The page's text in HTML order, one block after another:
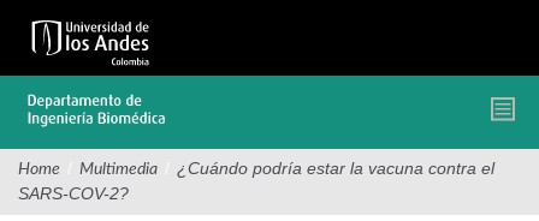
contenido
Home / Multimedia / ¿Cuándo podría estar la vacuna contra el
SARS-COV-2?